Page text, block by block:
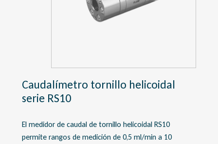
Caudalímetro tornillo helicoidal
serie RS10
El medidor de caudal de tornillo helicoidal RS10
permite rangos de medición de 0,5 ml/min a 10